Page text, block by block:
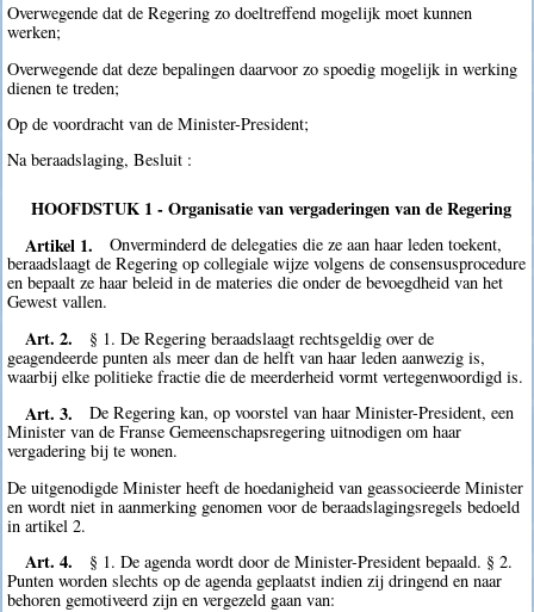
Overwegende dat de Regering zo doeltreffend mogelijk moet kunnen
werken;
Overwegende dat deze bepalingen daarvoor zo spoedig mogelijk in werking
dienen te treden;
Op de voordracht van de Minister-President;
Na beraadslaging, Besluit :
HOOFDSTUK 1 - Organisatie van vergaderingen van de Regering
Artikel 1.
Onverminderd de delegaties die ze aan haar leden toekent,
beraadslaagt de Regering op collegiale wijze volgens de consensusprocedure
en bepaalt ze haar beleid in de materies die onder de bevoegdheid van het
Gewest vallen.
Art. 2.
§ 1. De Regering beraadslaagt rechtsgeldig over de
geagendeerde punten als meer dan de helft van haar leden aanwezig is,
waarbij elke politieke fractie die de meerderheid vormt vertegenwoordigd is.
Art. 3.
De Regering kan, op voorstel van haar Minister-President, een
Minister van de Franse Gemeenschapsregering uitnodigen om haar
vergadering bij te wonen.
De uitgenodigde Minister heeft de hoedanigheid van geassocieerde Minister
en wordt niet in aanmerking genomen voor de beraadslagingsregels bedoeld
in artikel 2.
Art. 4.
§ 1. De agenda wordt door de Minister-President bepaald. § 2.
Punten worden slechts op de agenda geplaatst indien zij dringend en naar
behoren gemotiveerd zijn en vergezeld gaan van: